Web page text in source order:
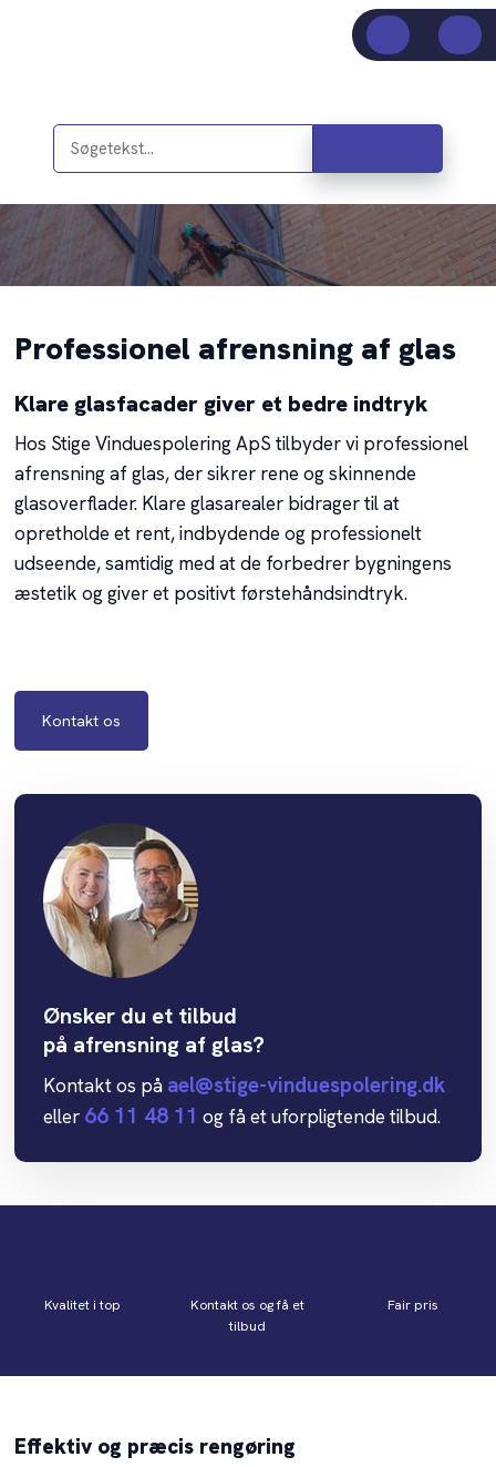
Professionel afrensning af glas
Klare glasfacader giver et bedre indtryk
Hos Stige Vinduespolering ApS tilbyder vi professionel
afrensning af glas, der sikrer rene og skinnende
glasoverflader. Klare glasarealer bidrager til at
opretholde et rent, indbydende og professionelt
udseende, samtidig med at de forbedrer bygningens
æstetik og giver et positivt førstehåndsindtryk.
Kontakt os
Ønsker du et tilbud
​på afrensning af glas?​
Kontakt os på ael@stige-vinduespolering.dk
eller 66 11 48 11 og få et uforpligtende tilbud.
Kvalitet i top
Kontakt os og få et
tilbud
Fair pris
Effektiv og præcis rengøring